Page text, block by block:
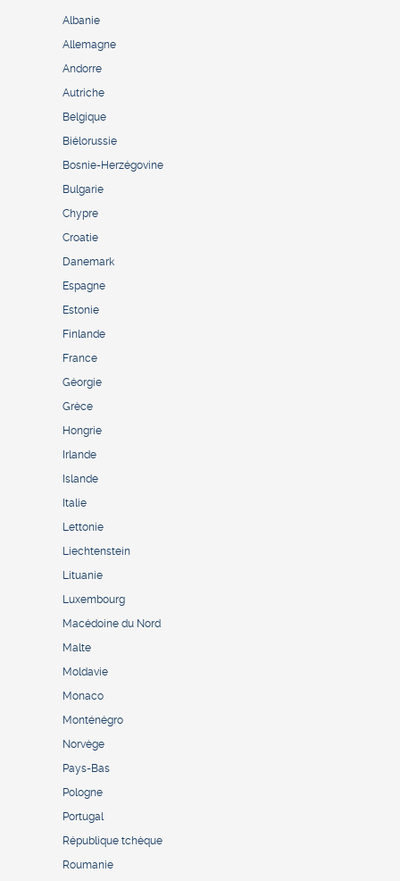
Albanie
Allemagne
Andorre
Autriche
Belgique
Biélorussie
Bosnie-Herzégovine
Bulgarie
Chypre
Croatie
Danemark
Espagne
Estonie
Finlande
France
Géorgie
Grèce
Hongrie
Irlande
Islande
Italie
Lettonie
Liechtenstein
Lituanie
Luxembourg
Macédoine du Nord
Malte
Moldavie
Monaco
Monténégro
Norvège
Pays-Bas
Pologne
Portugal
République tchèque
Roumanie